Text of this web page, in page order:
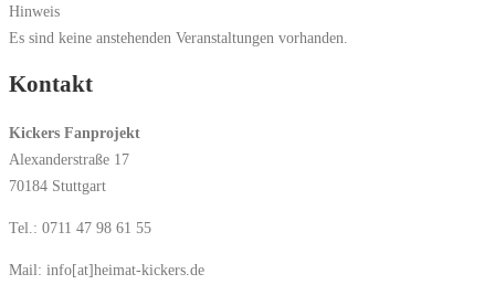
Hinweis
Es sind keine anstehenden Veranstaltungen vorhanden.
Kontakt
Kickers Fanprojekt
Alexanderstraße 17
70184 Stuttgart
Tel.: 0711 47 98 61 55
Mail: info[at]heimat-kickers.de